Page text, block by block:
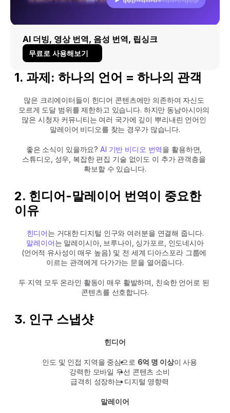
AI 더빙, 영상 번역, 음성 번역, 립싱크
무료로 사용해보기
1. 과제: 하나의 언어 = 하나의 관객
많은 크리에이터들이 힌디어 콘텐츠에만 의존하여 자신도
모르게 도달 범위를 제한하고 있습니다. 하지만 동남아시아의
많은 시청자 커뮤니티는 여러 국가에 깊이 뿌리내린 언어인
말레이어 비디오를 찾는 경우가 많습니다.
좋은 소식이 있을까요? AI 기반 비디오 번역을 활용하면,
스튜디오, 성우, 복잡한 편집 기술 없이도 이 추가 관객층을
확보할 수 있습니다.
2. 힌디어-말레이어 번역이 중요한
이유
힌디어는 거대한 디지털 인구와 여러분을 연결해 줍니다.
말레이어는 말레이시아, 브루나이, 싱가포르, 인도네시아
(언어적 유사성이 매우 높음) 및 전 세계 디아스포라 그룹에
이르는 관객에게 다가가는 문을 열어줍니다.
두 지역 모두 온라인 활동이 매우 활발하며, 친숙한 언어로 된
콘텐츠를 선호합니다.
3. 인구 스냅샷
힌디어
인도 및 인접 지역을 중심으로 6억 명 이상이 사용
강력한 모바일 우선 콘텐츠 소비
급격히 성장하는 디지털 영향력
말레이어